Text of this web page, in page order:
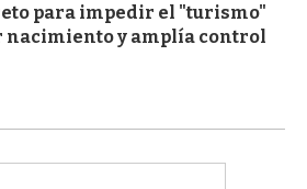
para impedir el "turismo"
nacimiento y amplía control